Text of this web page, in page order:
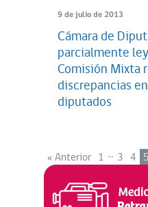
9 de julio de 2013
Cámara de
parcialmente
Comisión Mixta
discrepancias
diputados
« Anterior 1 … 3 4 5